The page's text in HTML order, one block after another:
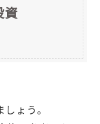
資
ょう。